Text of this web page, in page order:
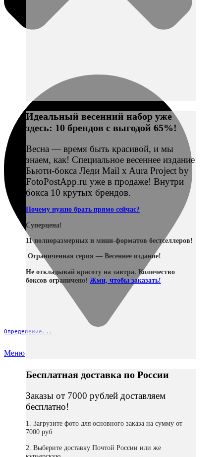
Определение...
Меню
Идеальный весенний набор уже
здесь: 10 брендов с выгодой 65%!
Весна — время быть красивой, и мы
знаем, как! Специальное весеннее издание
Бьюти-бокса Леди Mail x Aura Project by
FotoPostApp.ru уже в продаже! Внутри
бокса 10 крутых брендов.
Почему нужно брать прямо сейчас?
Суперцена!
11 полноразмерных и мини-форматов бестселлеров!
Ограниченная серия — Весеннее издание!
Не откладывай красоту на завтра. Количество
боксов ограничено! Жми, чтобы заказать!
Бесплатная доставка по России
Заказы от 7000 рублей доставляем
бесплатно!
1. Загрузите фото для основного заказа на сумму от
7000 руб
2. Выберите доставку Почтой России или же